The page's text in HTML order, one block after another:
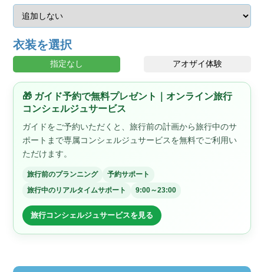
衣装を選択
指定なし アオザイ体験
🎁 ガイド予約で無料プレゼント｜オンライン旅行
コンシェルジュサービス
ガイドをご予約いただくと、旅行前の計画から旅行中のサ
ポートまで専属コンシェルジュサービスを無料でご利用い
ただけます。
旅行前のプランニング
予約サポート
旅行中のリアルタイムサポート
9:00～23:00
旅行コンシェルジュサービスを見る